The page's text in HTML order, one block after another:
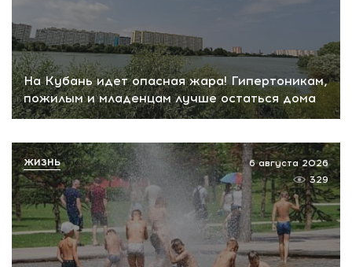
На Кубань идет опасная жара! Гипертоникам,
пожилым и младенцам лучше остаться дома
6 августа 2026
329
ЖИЗНЬ